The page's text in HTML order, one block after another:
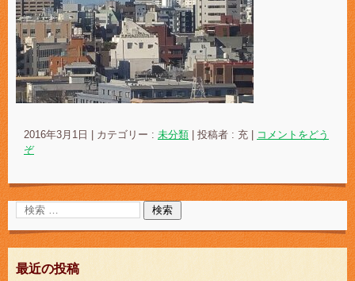
2016年3月1日 カテゴリー : 未分類 投稿者 : 充
コメントをどう
ぞ
最近の投稿